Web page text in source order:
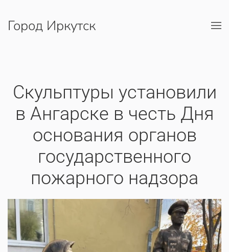
Перейти к содержимому
Город Иркутск
Скульптуры установили
в Ангарске в честь Дня
основания органов
государственного
пожарного надзора